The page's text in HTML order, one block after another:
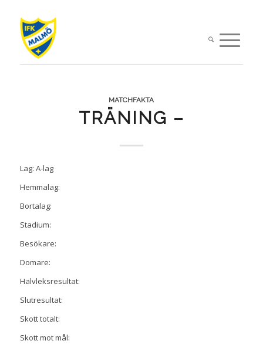
MATCHFAKTA
TRÄNING –
Lag: A-lag
Hemmalag:
Bortalag:
Stadium:
Besökare:
Domare:
Halvleksresultat:
Slutresultat:
Skott totalt:
Skott mot mål: